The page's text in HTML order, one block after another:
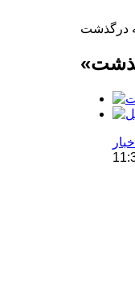
اخبار